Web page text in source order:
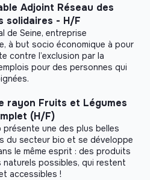
Adjoint Réseau des
solidaires - H/F
de Seine, entreprise
à but socio économique à pour
contre l’exclusion par la
pour des personnes qui
rayon Fruits et Légumes
(H/F)
présente une des plus belles
du secteur bio et se développe
le même esprit : des produits
naturels possibles, qui restent
accessibles !